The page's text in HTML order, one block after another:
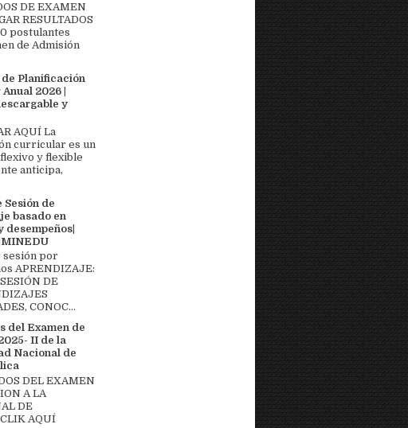
DE EXAMEN
RESULTADOS
postulantes
de Admisión
de Planificación
2026 |
y
AQUÍ La
curricular es un
y flexible
anticipa,
Sesión de
basado en
desempeños|
sesión por
APRENDIZAJE:
DE
CONOC...
del Examen de
II de la
Nacional de
DEL EXAMEN
A LA
DE
AQUÍ